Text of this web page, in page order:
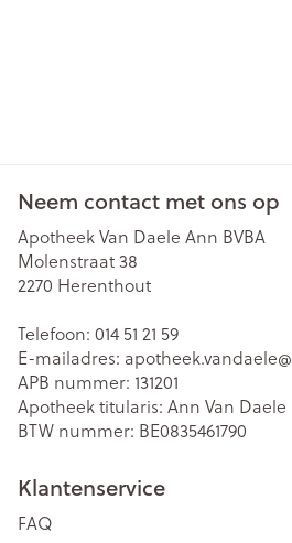
Neem contact met ons op
Apotheek Van Daele Ann BVBA
Molenstraat 38
2270 Herenthout
Telefoon: 014 51 21 59
E-mailadres: apotheek.vandaele@
APB nummer: 131201
Apotheek titularis: Ann Van Daele
BTW nummer: BE0835461790
Klantenservice
FAQ